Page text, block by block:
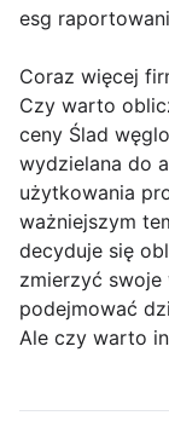
esg
Coraz więcej
Czy warto
ceny Ślad
wydzielana do
użytkowania
ważniejszym
decyduje się
zmierzyć swoje
podejmować
Ale czy warto